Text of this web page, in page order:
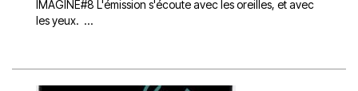
IMAGINE#8 L'émission s'écoute avec les oreilles, et avec
les yeux. ...